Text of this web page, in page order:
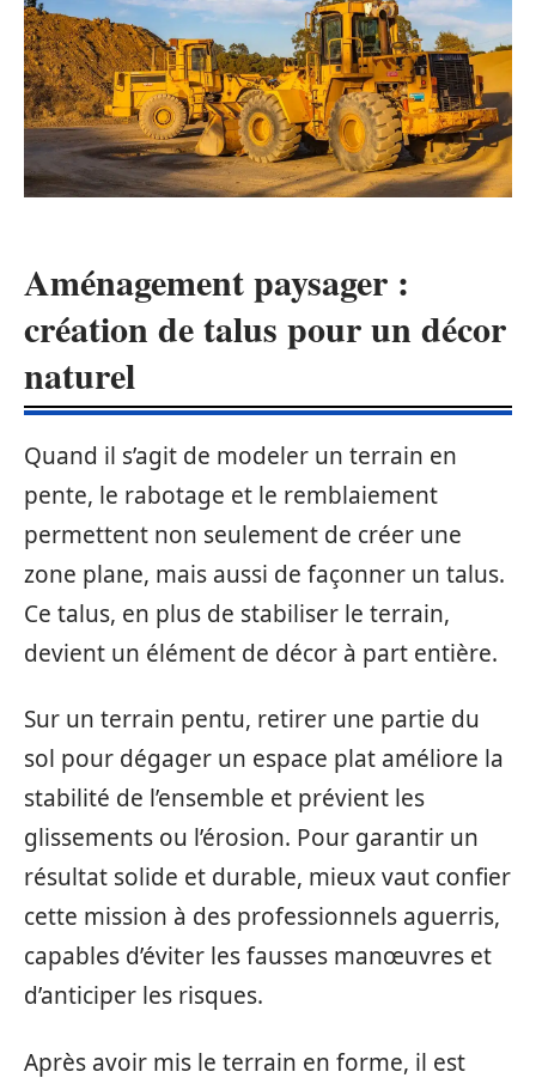
Aménagement paysager :
création de talus pour un décor
naturel
Quand il s’agit de modeler un terrain en
pente, le rabotage et le remblaiement
permettent non seulement de créer une
zone plane, mais aussi de façonner un talus.
Ce talus, en plus de stabiliser le terrain,
devient un élément de décor à part entière.
Sur un terrain pentu, retirer une partie du
sol pour dégager un espace plat améliore la
stabilité de l’ensemble et prévient les
glissements ou l’érosion. Pour garantir un
résultat solide et durable, mieux vaut confier
cette mission à des professionnels aguerris,
capables d’éviter les fausses manœuvres et
d’anticiper les risques.
Après avoir mis le terrain en forme, il est